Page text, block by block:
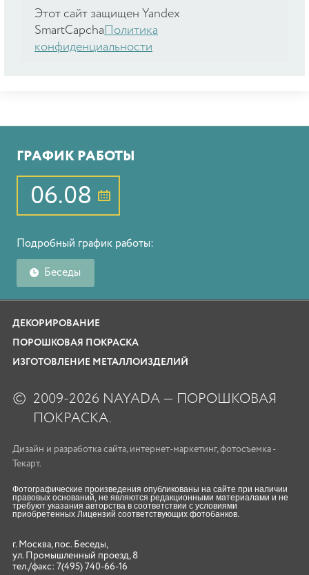
Этот сайт защищен Yandex
SmartCapcha Политика
конфиденциальности
ГРАФИК РАБОТЫ
06.08
Подробный график работы:
Беседы
ДЕКОРИРОВАНИЕ
ПОРОШКОВАЯ ПОКРАСКА
ИЗГОТОВЛЕНИЕ МЕТАЛЛОИЗДЕЛИЙ
© 2009-2026 NAYADA — ПОРОШКОВАЯ
ПОКРАСКА.
Дизайн и разработка сайта, интернет-маркетинг, фотосъемка -
Текарт.
Фотографические произведения опубликованы на сайте при наличии
правовых оснований, не являются редакционными материалами и не
требуют указания авторства в соответствии с условиями
приобретенных Лицензий соответствующих фотобанков.
г. Москва, пос. Беседы,
ул. Промышленный проезд, 8
тел./факс: 7(495) 740-66-16